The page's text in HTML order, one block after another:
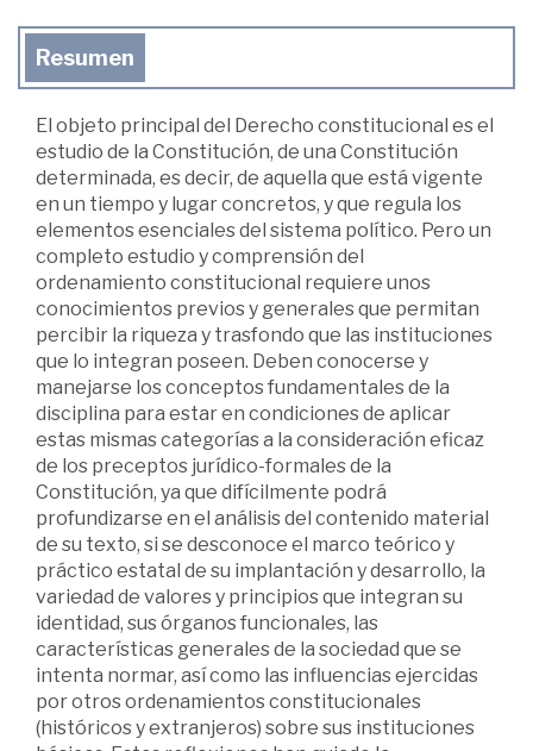
Resumen
El objeto principal del Derecho constitucional es el
estudio de la Constitución, de una Constitución
determinada, es decir, de aquella que está vigente
en un tiempo y lugar concretos, y que regula los
elementos esenciales del sistema político. Pero un
completo estudio y comprensión del
ordenamiento constitucional requiere unos
conocimientos previos y generales que permitan
percibir la riqueza y trasfondo que las instituciones
que lo integran poseen. Deben conocerse y
manejarse los conceptos fundamentales de la
disciplina para estar en condiciones de aplicar
estas mismas categorías a la consideración eficaz
de los preceptos jurídico-formales de la
Constitución, ya que difícilmente podrá
profundizarse en el análisis del contenido material
de su texto, si se desconoce el marco teórico y
práctico estatal de su implantación y desarrollo, la
variedad de valores y principios que integran su
identidad, sus órganos funcionales, las
características generales de la sociedad que se
intenta normar, así como las influencias ejercidas
por otros ordenamientos constitucionales
(históricos y extranjeros) sobre sus instituciones